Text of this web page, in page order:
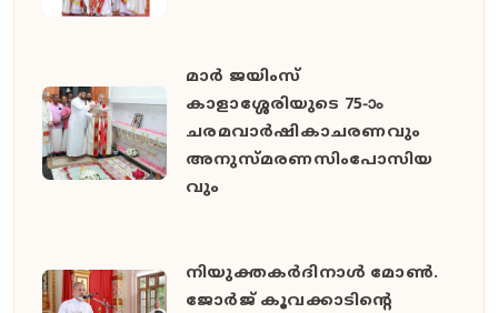
മാർ ജയിംസ്
കാളാശ്ശേരിയുടെ 75-ാം
ചരമവാർഷികാചരണവും
അനുസ്മരണസിംപോസിയ
വും
നിയുക്തകർദിനാൾ മോൺ.
ജോർജ് കൂവക്കാടിൻ്റെ